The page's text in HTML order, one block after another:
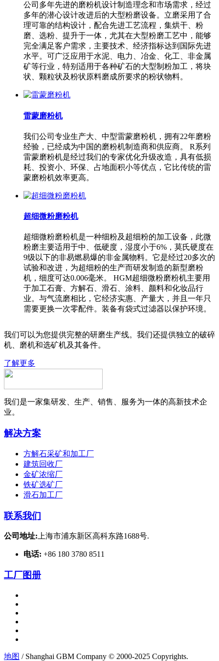
公司多年先进的磨粉机设计制造理念和市场需求，经过
多年的潜心设计改进后的大型粉磨设备。立磨采用了合
理可靠的结构设计，配合先进工艺流程，集烘干、粉
磨、选粉、提升于一体，尤其在大型粉磨工艺中，能够
完全满足客户需求，主要技术、经济指标达到国际先进
水平。可广泛应用于水泥、电力、冶金、化工、非金属
矿等行业，特别适用于各种矿石的大型制粉加工，将块
状、颗粒状及粉状原料磨成所要求的粉状物料。
雷蒙磨粉机
我们公司专业生产大、中型雷蒙磨粉机，拥有22年磨粉
经验，已经成为中国的磨粉机制造商和供应商。 R系列
雷蒙磨粉机是经过我们的专家优化升级改造，具有低损
耗、投资小、环保、占地面积小等优点，它比传统的雷
蒙磨粉机效率更高。
超细微粉磨粉机
超细微粉磨粉机是一种细粉及超细粉的加工设备，此微
粉磨主要适用于中、低硬度，湿度小于6%，莫氏硬度在
9级以下的非易燃易爆的非金属物料。它是经过20多次的
试验和改进，为超细粉的生产而研发制造的新型磨粉
机，细度可达0.006毫米。 HGM超细微粉磨粉机主要用
于加工石膏、方解石、滑石、涂料、颜料和化妆品行
业。与气流磨相比，它经济实惠、产量大，并且一年只
需要更换一次零配件。装备有袋式过滤器以保护环境。
我们可以为您提供完整的研磨生产线。我们还提供独立的破碎
机、磨机和选矿机及其备件。
了解更多
我们是一家集研发、生产、销售、服务为一体的高新技术企
业。
解决方案
方解石采矿和加工厂
建筑回收厂
金矿浓缩厂
铁矿选矿厂
滑石加工厂
联系我们
公司地址: 上海市浦东新区高科东路1688号.
电话: +86 180 3780 8511
工厂图册
地图 / Shanghai GBM Company © 2000-2025 Copyrights.